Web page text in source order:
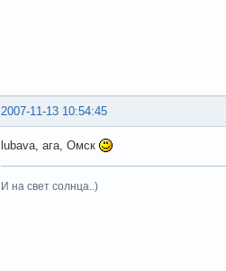
2007-11-13 10:54:45
lubava, ага, Омск
И на свет солнца..)